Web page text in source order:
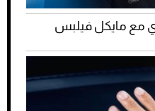
مع مايكل فيلبس